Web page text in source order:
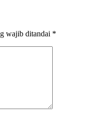
wajib ditandai *